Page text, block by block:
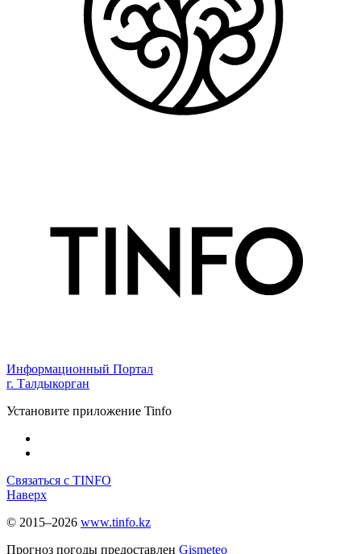
Информационный Портал
г. Талдыкорган
Установите приложение Tinfo
Связаться с TINFO
Наверх
© 2015–2026 www.tinfo.kz
Прогноз погоды предоставлен Gismeteo